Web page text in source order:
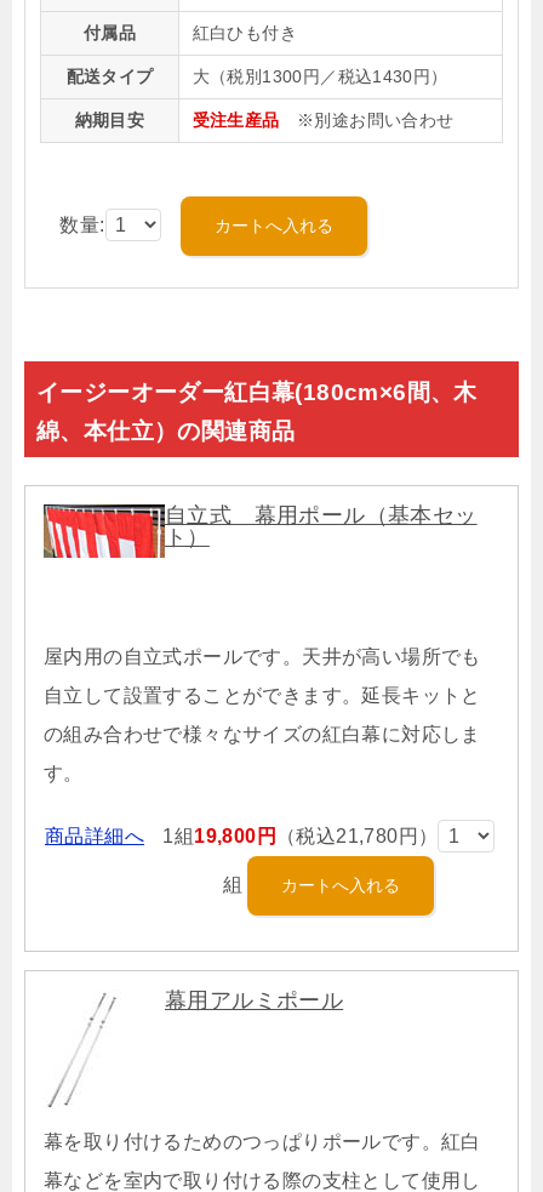
付属品 紅白ひも付き
配送タイプ 大（税別1300円／税込1430円）
納期目安 受注生産品 ※別途お問い合わせ
数量:
イージーオーダー紅白幕(180cm×6間、木
綿、本仕立）の関連商品
自立式 幕用ポール（基本セッ
ト）
屋内用の自立式ポールです。天井が高い場所でも
自立して設置することができます。延長キットと
の組み合わせで様々なサイズの紅白幕に対応しま
す。
商品詳細へ 1組 19,800円 （税込21,780円）
組
幕用アルミポール
幕を取り付けるためのつっぱりポールです。紅白
幕などを室内で取り付ける際の支柱として使用し